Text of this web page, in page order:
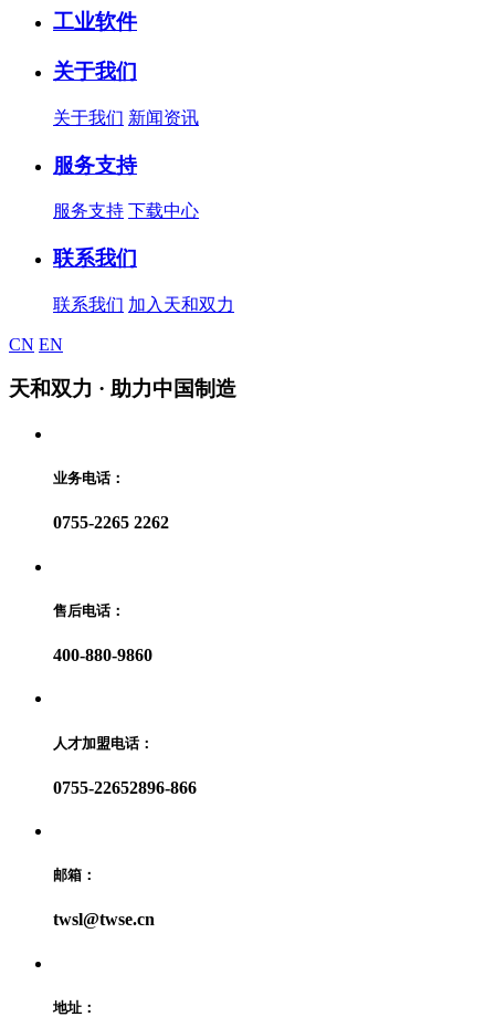
工业软件
关于我们
关于我们 新闻资讯
服务支持
服务支持 下载中心
联系我们
联系我们 加入天和双力
CN EN
天和双力 · 助力中国制造
业务电话：
0755-2265 2262
售后电话：
400-880-9860
人才加盟电话：
0755-22652896-866
邮箱：
twsl@twse.cn
地址：